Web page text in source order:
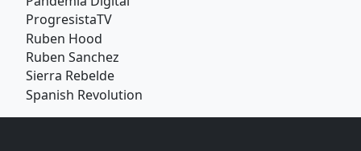
ProgresistaTV
Ruben Hood
Ruben Sanchez
Sierra Rebelde
Spanish Revolution